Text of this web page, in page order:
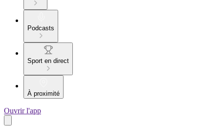
Podcasts
Sport en direct
À proximité
Ouvrir l'app